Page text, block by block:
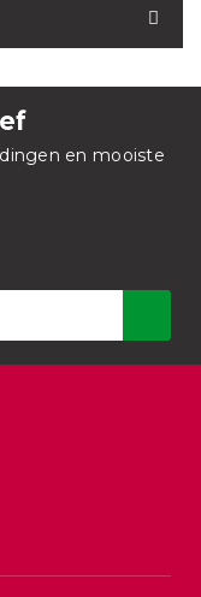
en mooiste